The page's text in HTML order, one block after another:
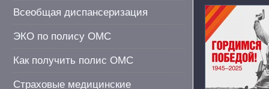
Всеобщая диспансеризация
ЭКО по полису ОМС
Как получить полис ОМС
Страховые медицинские